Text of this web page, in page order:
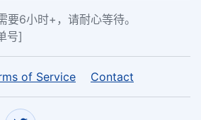
要6小时+，请耐心等待。
号]
of Service Contact